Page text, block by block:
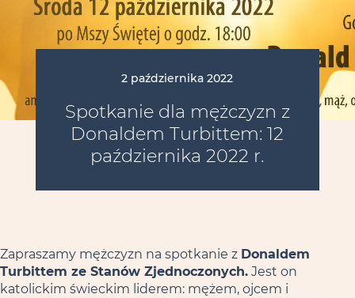
2 października 2022
Spotkanie dla mężczyzn z
Donaldem Turbittem: 12
października 2022 r.
Zapraszamy mężczyzn na spotkanie z Donaldem
Turbittem ze Stanów Zjednoczonych. Jest on
katolickim świeckim liderem: mężem, ojcem i